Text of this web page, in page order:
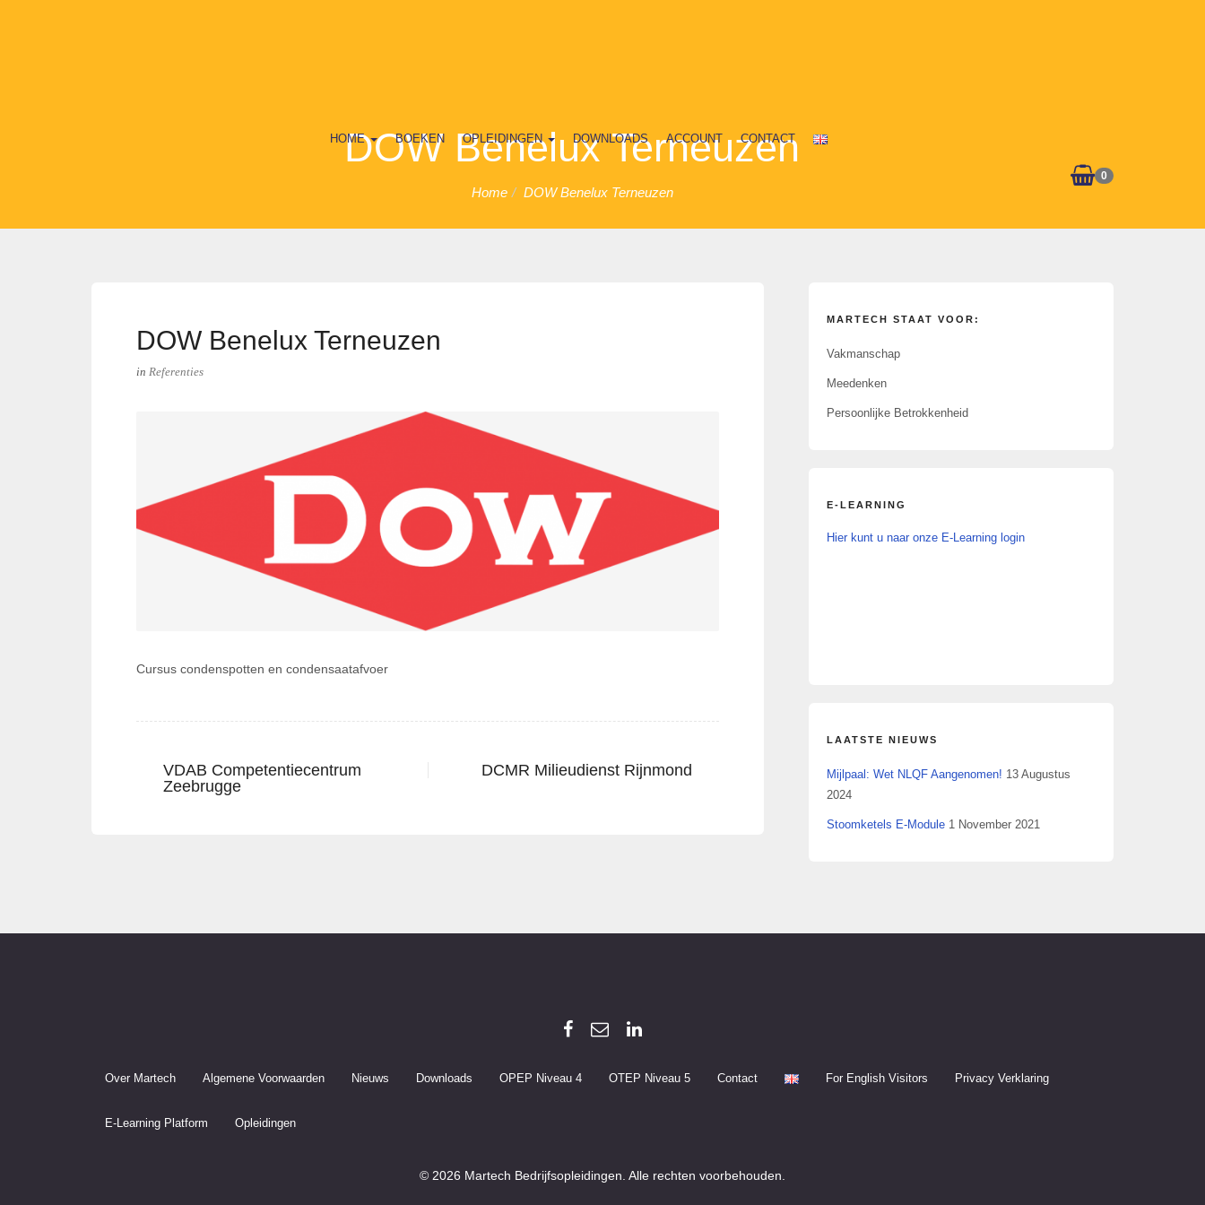
0
HOME BOEKEN OPLEIDINGEN DOWNLOADS ACCOUNT CONTACT
DOW Benelux Terneuzen
Home DOW Benelux Terneuzen
DOW Benelux Terneuzen
in Referenties
Cursus condenspotten en condensaatafvoer
Bericht
VDAB Competentiecentrum
Zeebrugge
DCMR Milieudienst Rijnmond
MARTECH STAAT VOOR:
Vakmanschap
Meedenken
Persoonlijke Betrokkenheid
E-LEARNING
Hier kunt u naar onze E-Learning login
LAATSTE NIEUWS
Mijlpaal: Wet NLQF Aangenomen! 13 Augustus
2024
Stoomketels E-Module 1 November 2021
Over Martech Algemene Voorwaarden Nieuws Downloads OPEP Niveau 4 OTEP Niveau 5 Contact For English Visitors Privacy Verklaring
E-Learning Platform Opleidingen
© 2026 Martech Bedrijfsopleidingen. Alle rechten voorbehouden.